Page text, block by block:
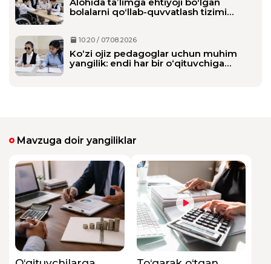
bolalarni qoʻllab-quvvatlash tizimi
10:20 / 07.08.2026
Ko‘zi ojiz pedagoglar uchun muhim
yangilik: endi har bir o‘qituvchiga
Mavzuga doir yangiliklar